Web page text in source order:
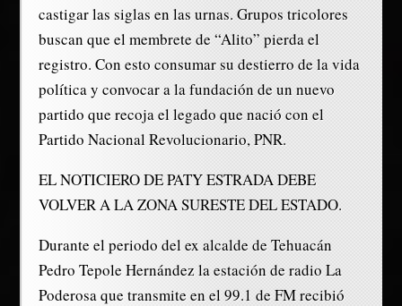
castigar las siglas en las urnas. Grupos tricolores
buscan que el membrete de “Alito” pierda el
registro. Con esto consumar su destierro de la vida
política y convocar a la fundación de un nuevo
partido que recoja el legado que nació con el
Partido Nacional Revolucionario, PNR.
EL NOTICIERO DE PATY ESTRADA DEBE
VOLVER A LA ZONA SURESTE DEL ESTADO.
Durante el periodo del ex alcalde de Tehuacán
Pedro Tepole Hernández la estación de radio La
Poderosa que transmite en el 99.1 de FM recibió